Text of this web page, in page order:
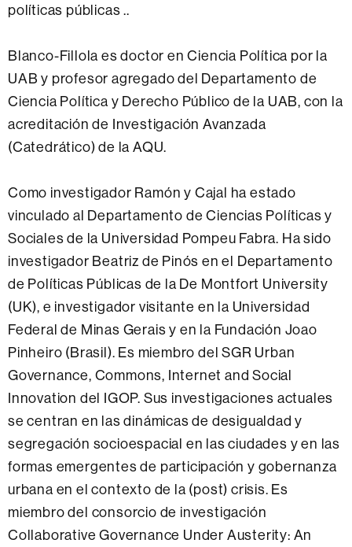
políticas públicas ..
Blanco-Fillola es doctor en Ciencia Política por la
UAB y profesor agregado del Departamento de
Ciencia Política y Derecho Público de la UAB, con la
acreditación de Investigación Avanzada
(Catedrático) de la AQU.
Como investigador Ramón y Cajal ha estado
vinculado al Departamento de Ciencias Políticas y
Sociales de la Universidad Pompeu Fabra. Ha sido
investigador Beatriz de Pinós en el Departamento
de Políticas Públicas de la De Montfort University
(UK), e investigador visitante en la Universidad
Federal de Minas Gerais y en la Fundación Joao
Pinheiro (Brasil). Es miembro del SGR Urban
Governance, Commons, Internet and Social
Innovation del IGOP. Sus investigaciones actuales
se centran en las dinámicas de desigualdad y
segregación socioespacial en las ciudades y en las
formas emergentes de participación y gobernanza
urbana en el contexto de la (post) crisis. Es
miembro del consorcio de investigación
Collaborative Governance Under Austerity: An